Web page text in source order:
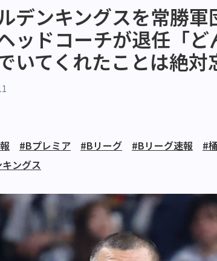
デンキングスを常勝軍
ッドコーチが退任「ど
いてくれたことは絶対
#Bプレミア #Bリーグ #Bリーグ速報
#
ングス